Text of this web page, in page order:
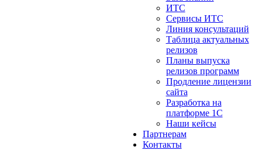
ИТС
Сервисы ИТС
Линия консультаций
Таблица актуальных
релизов
Планы выпуска
релизов программ
Продление лицензии
сайта
Разработка на
платформе 1С
Наши кейсы
Партнерам
Контакты